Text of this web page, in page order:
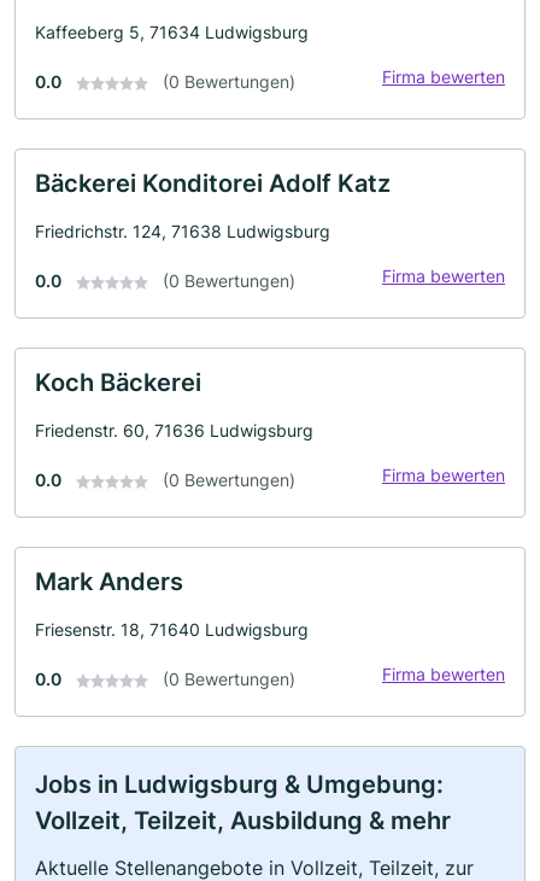
Kaffeeberg 5, 71634 Ludwigsburg
0.0 (0 Bewertungen) Firma bewerten
Bäckerei Konditorei Adolf Katz
Friedrichstr. 124, 71638 Ludwigsburg
0.0 (0 Bewertungen) Firma bewerten
Koch Bäckerei
Friedenstr. 60, 71636 Ludwigsburg
0.0 (0 Bewertungen) Firma bewerten
Mark Anders
Friesenstr. 18, 71640 Ludwigsburg
0.0 (0 Bewertungen) Firma bewerten
Jobs in Ludwigsburg & Umgebung:
Vollzeit, Teilzeit, Ausbildung & mehr
Aktuelle Stellenangebote in Vollzeit, Teilzeit, zur